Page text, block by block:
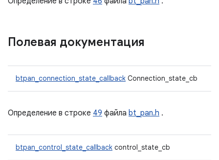
Полевая документация
btpan_connection_state_callback Connection_state_cb
Определение в строке 49 файла bt_pan.h .
btpan_control_state_callback control_state_cb